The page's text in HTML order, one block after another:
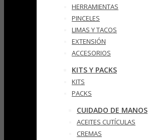
HERRAMIENTAS
PINCELES
LIMAS Y TACOS
EXTENSIÓN
ACCESORIOS
KITS Y PACKS
KITS
PACKS
CUIDADO DE MANOS
ACEITES CUTÍCULAS
CREMAS